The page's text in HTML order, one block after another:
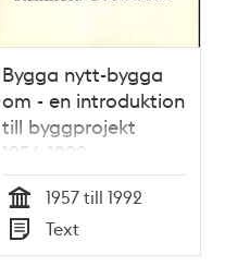
Bygga nytt-bygga
om - en introduktion
till byggprojekt
1956-1992
Tid
1957 till 1992
Typ
Text